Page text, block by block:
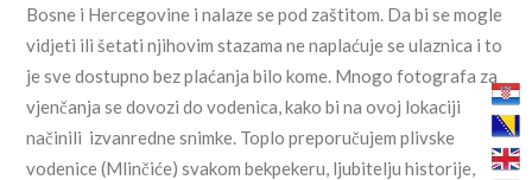
Bosne i Hercegovine i nalaze se pod zaštitom. Da bi se mogle
vidjeti ili šetati njihovim stazama ne naplaćuje se ulaznica i to
je sve dostupno bez plaćanja bilo kome. Mnogo fotografa za
vjenčanja se dovozi do vodenica, kako bi na ovoj lokaciji
načinili izvanredne snimke. Toplo preporučujem plivske
vodenice (Mlinčiće) svakom bekpekeru, ljubitelju historije,